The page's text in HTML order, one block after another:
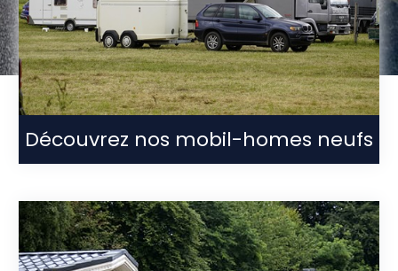
Découvrez nos mobil-homes neufs